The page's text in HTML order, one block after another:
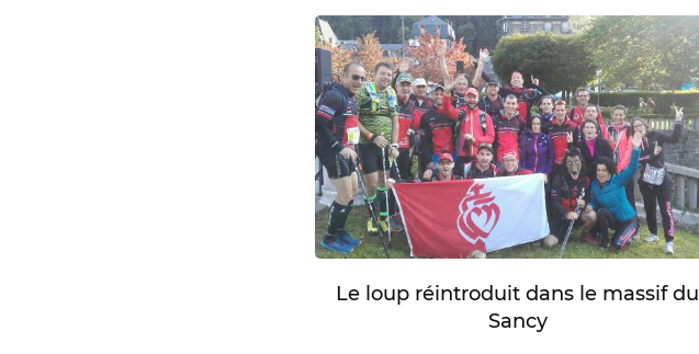
Le loup réintroduit dans le massif du
Sancy